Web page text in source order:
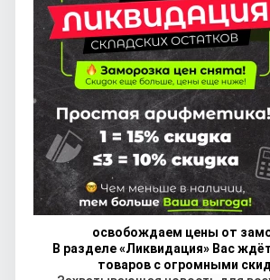
освобождаем цены от
В разделе «Ликвидация» Вас
товаров с огромными